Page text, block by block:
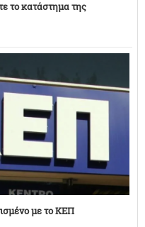
το κατάστημα της
με το ΚΕΠ